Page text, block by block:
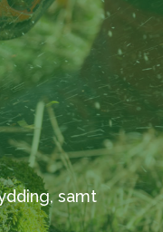
samt